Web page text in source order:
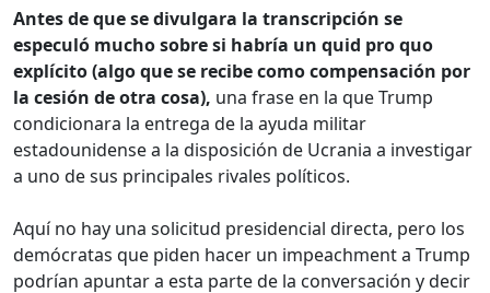
Antes de que se divulgara la transcripción se
especuló mucho sobre si habría un quid pro quo
explícito (algo que se recibe como compensación por
la cesión de otra cosa), una frase en la que Trump
condicionara la entrega de la ayuda militar
estadounidense a la disposición de Ucrania a investigar
a uno de sus principales rivales políticos.
Aquí no hay una solicitud presidencial directa, pero los
demócratas que piden hacer un impeachment a Trump
podrían apuntar a esta parte de la conversación y decir